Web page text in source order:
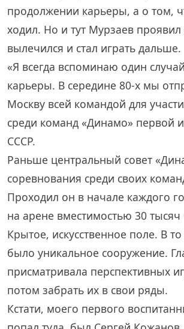
продолжении карьеры, а о том,
ходил. Но и тут Мурзаев проявил
вылечился и стал играть дальше.
«Я всегда вспоминаю один
карьеры. В середине 80-х мы
Москву всей командой для
среди команд «Динамо» первой
СССР.
Раньше центральный совет
соревнования среди своих
Проходил он в начале каждого
на арене вместимостью 30 тысяч
Крытое, искусственное поле. В
было уникальное сооружение.
присматривала перспективных
потом забрать их в свои ряды.
Кстати, моего первого